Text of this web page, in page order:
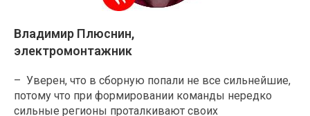
Владимир Плюснин,
электромонтажник
– Уверен, что в сборную попали не все сильнейшие,
потому что при формировании команды нередко
сильные регионы проталкивают своих